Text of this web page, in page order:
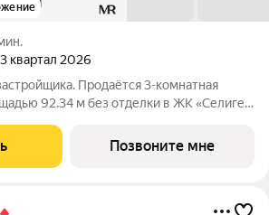
3 квартал 2026
Продаётся 3-комнатная
92.34 м без отделки в ЖК «Селигер
Позвоните мне